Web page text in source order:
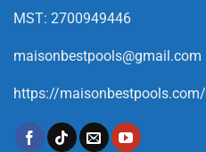
MST: 2700949446
maisonbestpools@gmail.com
https://maisonbestpools.com/